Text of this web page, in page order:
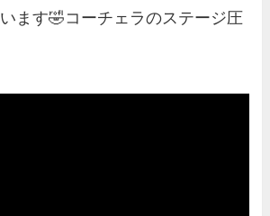
ます🤣コーチェラのステージ圧